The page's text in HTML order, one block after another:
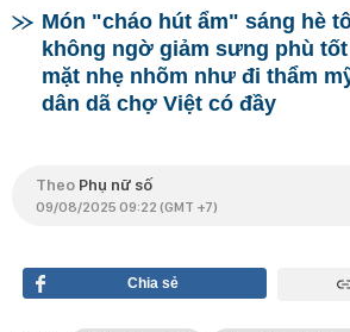
Món "cháo hút ẩm" sáng hè
không ngờ giảm sưng phù
mặt nhẹ nhõm như đi thẩm
dân dã chợ Việt có đầy
Theo Phụ nữ số
09/08/2025 09:22 (GMT +7)
Chia sẻ